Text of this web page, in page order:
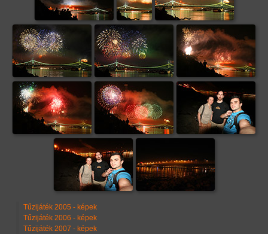
Tűzijáték 2005 - képek
Tűzijáték 2006 - képek
Tűzijáték 2007 - képek